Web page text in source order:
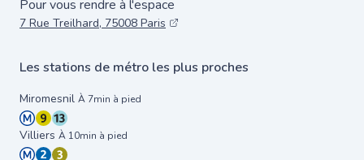
Pour vous rendre à l'espace
7 Rue Treilhard, 75008 Paris
Les stations de métro les plus proches
Miromesnil À 7min à pied
Villiers À 10min à pied